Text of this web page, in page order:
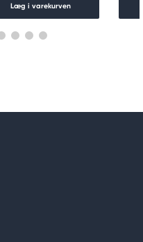
Læg i varekurven